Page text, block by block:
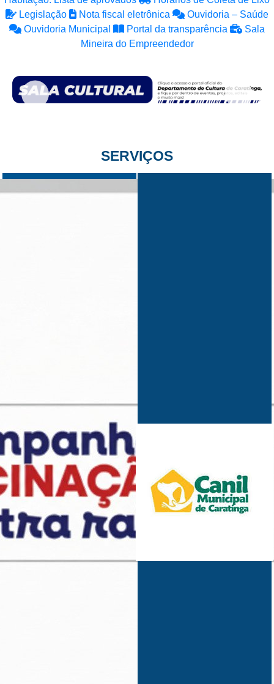
Legislação
Nota fiscal eletrônica
Ouvidoria – Saúde
Ouvidoria Municipal
Portal da transparência
Sala
Mineira do Empreendedor
SERVIÇOS